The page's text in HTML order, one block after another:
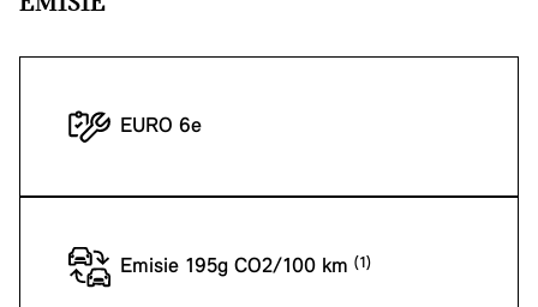
EURO 6e
Emisie 195g CO2/100 km